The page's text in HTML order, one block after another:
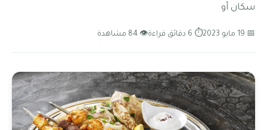
سكان أو
📅 19 مايو 2023 ⏱ 6 دقائق قراءة 👁 84 مشاهدة